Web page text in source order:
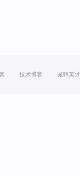
技术博客 诚聘英才